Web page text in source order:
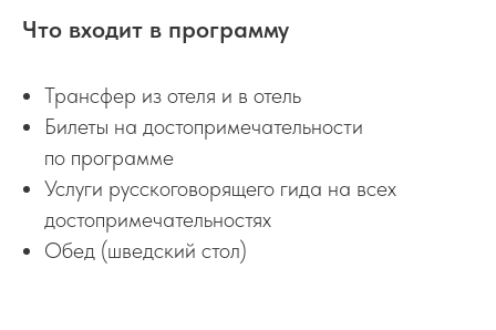
Что входит в программу
Трансфер из отеля и в отель
Билеты на достопримечательности
по программе
Услуги русскоговорящего гида на всех
достопримечательностях
Обед (шведский стол)